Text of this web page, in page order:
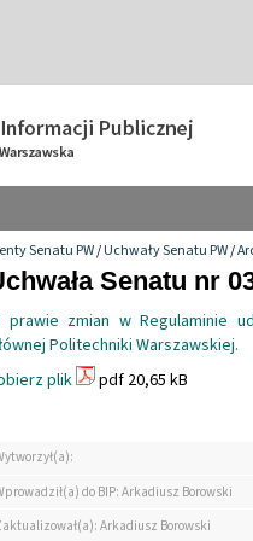
Senatu PW/Uchwały Senatu PW/
Senatu nr
prawie zmian w Regulaminie
Politechniki Warszawskiej.
plik
pdf 20,65 kB
do BIP: Arkadiusz Borowski
Arkadiusz Borowski